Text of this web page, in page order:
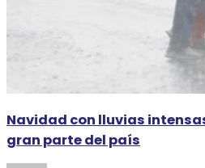
Navidad con lluvias
gran parte del país